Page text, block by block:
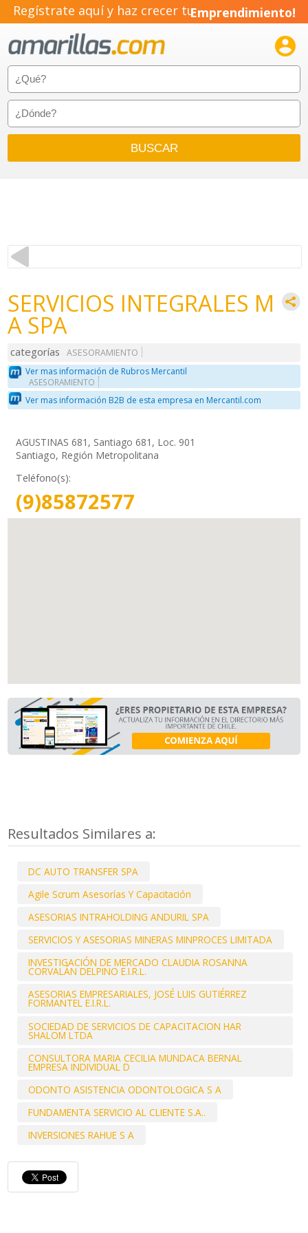
Regístrate aquí y haz crecer tuEmprendimiento!

SERVICIOS INTEGRALES M
A SPA
categorías
ASESORAMIENTO
Ver mas información de Rubros Mercantil
ASESORAMIENTO
Ver mas información B2B de esta empresa en Mercantil.com
AGUSTINAS 681, Santiago 681, Loc. 901
Santiago, Región Metropolitana
Teléfono(s):
(9)85872577
Resultados Similares a:
DC AUTO TRANSFER SPA
Agile Scrum Asesorías Y Capacitación
ASESORIAS INTRAHOLDING ANDURIL SPA
SERVICIOS Y ASESORIAS MINERAS MINPROCES LIMITADA
INVESTIGACIÓN DE MERCADO CLAUDIA ROSANNA
CORVALÁN DELPINO E.I.R.L.
ASESORIAS EMPRESARIALES, JOSÉ LUIS GUTIÉRREZ
FORMANTEL E.I.R.L.
SOCIEDAD DE SERVICIOS DE CAPACITACION HAR
SHALOM LTDA
CONSULTORA MARIA CECILIA MUNDACA BERNAL
EMPRESA INDIVIDUAL D
ODONTO ASISTENCIA ODONTOLOGICA S A
FUNDAMENTA SERVICIO AL CLIENTE S.A..
INVERSIONES RAHUE S A